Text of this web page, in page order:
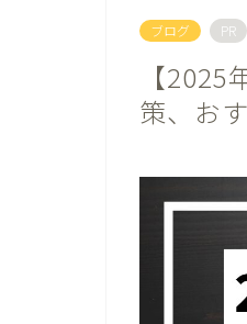
ブログ PR
【
策、お